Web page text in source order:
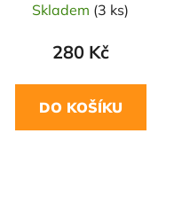
Skladem (3 ks)
280 Kč
DO KOŠÍKU